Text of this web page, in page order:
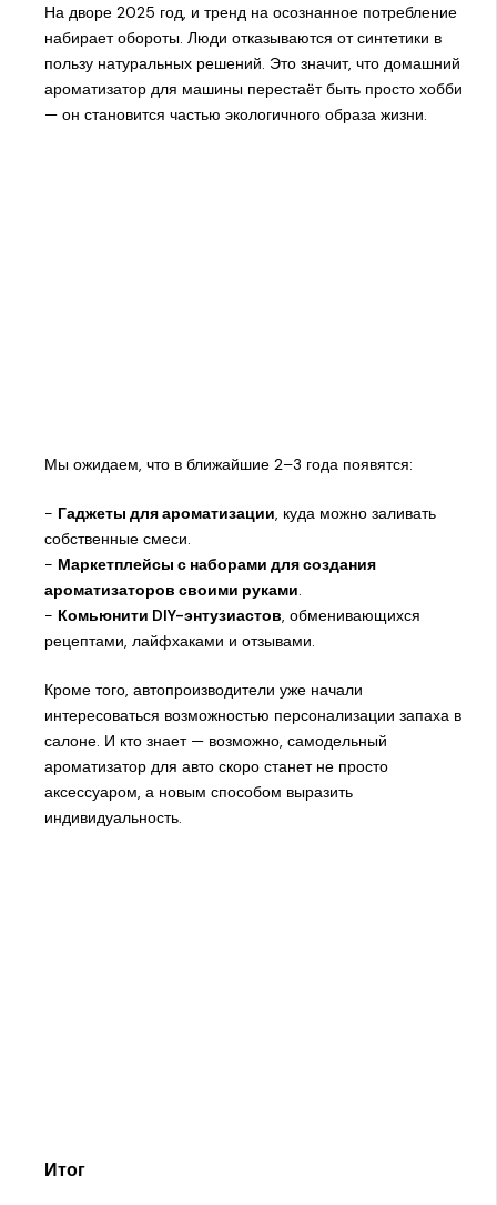
На дворе 2025 год, и тренд на осознанное потребление
набирает обороты. Люди отказываются от синтетики в
пользу натуральных решений. Это значит, что домашний
ароматизатор для машины перестаёт быть просто хобби
— он становится частью экологичного образа жизни.
Мы ожидаем, что в ближайшие 2–3 года появятся:
- Гаджеты для ароматизации, куда можно заливать
собственные смеси.
- Маркетплейсы с наборами для создания
ароматизаторов своими руками.
- Комьюнити DIY-энтузиастов, обменивающихся
рецептами, лайфхаками и отзывами.
Кроме того, автопроизводители уже начали
интересоваться возможностью персонализации запаха в
салоне. И кто знает — возможно, самодельный
ароматизатор для авто скоро станет не просто
аксессуаром, а новым способом выразить
индивидуальность.
Итог